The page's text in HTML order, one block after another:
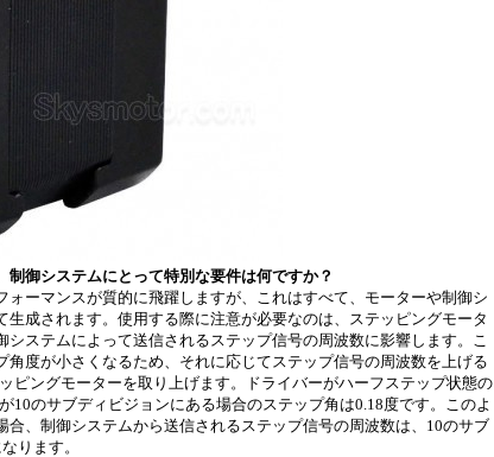
制御システムにとって特別な要件は何ですか？
ォーマンスが質的に飛躍しますが、これはすべて、モーターや制御シ
成されます。使用する際に注意が必要なのは、ステッピングモータ
ステムによって送信されるステップ信号の周波数に影響します。こ
度が小さくなるため、それに応じてステップ信号の周波数を上げる
ピングモーターを取り上げます。ドライバーがハーフステップ状態の
10のサブディビジョンにある場合のステップ角は0.18度です。このよ
合、制御システムから送信されるステップ信号の周波数は、10のサブ
ります。